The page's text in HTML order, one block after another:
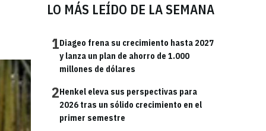
LO MÁS LEÍDO DE LA SEMANA
1Diageo frena su crecimiento hasta 2027
y lanza un plan de ahorro de 1.000
millones de dólares
2Henkel eleva sus perspectivas para
2026 tras un sólido crecimiento en el
primer semestre